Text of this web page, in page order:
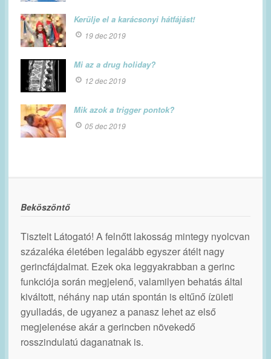
Kerülje el a karácsonyi hátfájást!
19 dec 2019
Mi az a drug holiday?
12 dec 2019
Mik azok a trigger pontok?
05 dec 2019
Beköszöntő
Tisztelt Látogató! A felnőtt lakosság mintegy nyolcvan
százaléka életében legalább egyszer átélt nagy
gerincfájdalmat. Ezek oka leggyakrabban a gerinc
funkciója során megjelenő, valamilyen behatás által
kiváltott, néhány nap után spontán is eltűnő ízületi
gyulladás, de ugyanez a panasz lehet az első
megjelenése akár a gerincben növekedő
rosszindulatú daganatnak is.